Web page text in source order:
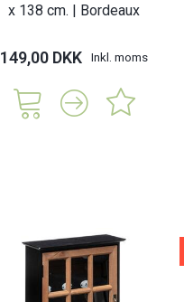
x 138 cm. | Bordeaux
149,00 DKK Inkl. moms